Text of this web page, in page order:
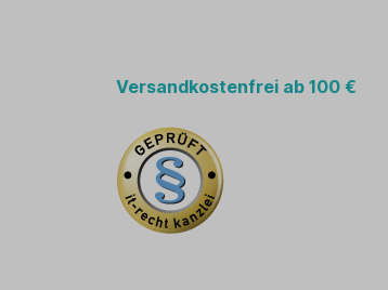
Versandkostenfrei ab 100 €